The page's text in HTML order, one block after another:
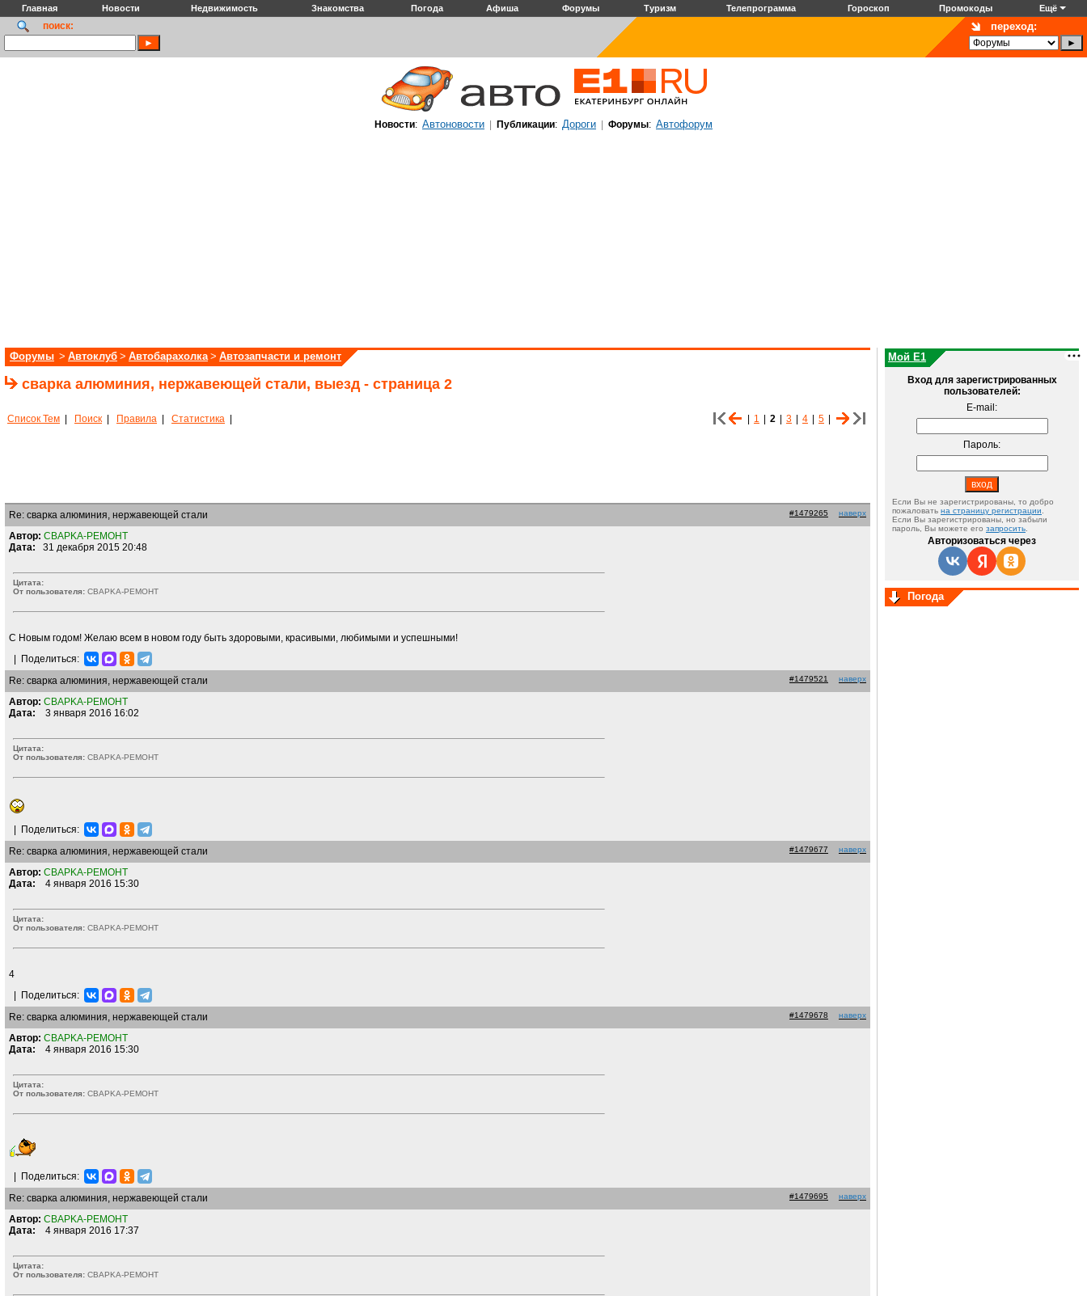
Главная Новости Недвижимость Знакомства Погода Афиша Форумы Туризм Телепрограмма Гороскоп Промокоды Ещё
поиск: переход:
Новости: Автоновости Публикации: Дороги Форумы: Автофорум
Форумы > Автоклуб > Автобарахолка > Автозапчасти и ремонт
сварка алюминия, нержавеющей стали, выезд - страница 2
Список Тем Поиск Правила Статистика 1 2 3 4 5
Re: сварка алюминия, нержавеющей стали #1479265 наверх
Автор: CBAPKA-PEMOHT
Дата: 31 декабря 2015 20:48
Цитата:
От пользователя: CBAPKA-PEMOHT
С Новым годом! Желаю всем в новом году быть здоровыми, красивыми, любимыми и успешными!
Поделиться:
Re: сварка алюминия, нержавеющей стали
#1479521 наверх
Автор: CBAPKA-PEMOHT
Дата: 3 января 2016 16:02
Цитата:
От пользователя: CBAPKA-PEMOHT
Поделиться:
Re: сварка алюминия, нержавеющей стали
#1479677 наверх
Автор: CBAPKA-PEMOHT
Дата: 4 января 2016 15:30
Цитата:
От пользователя: CBAPKA-PEMOHT
4
Поделиться:
Re: сварка алюминия, нержавеющей стали
#1479678 наверх
Автор: CBAPKA-PEMOHT
Дата: 4 января 2016 15:30
Цитата:
От пользователя: CBAPKA-PEMOHT
Поделиться:
Re: сварка алюминия, нержавеющей стали
#1479695 наверх
Автор: CBAPKA-PEMOHT
Дата: 4 января 2016 17:37
Цитата:
От пользователя: CBAPKA-PEMOHT
Мой E1
Вход для зарегистрированных
пользователей:
E-mail:
Пароль:
Если Вы не зарегистрированы, то добро
пожаловать на страницу регистрации
Если Вы зарегистрированы, но забыли
пароль, Вы можете его запросить
Авторизоваться через
Погода